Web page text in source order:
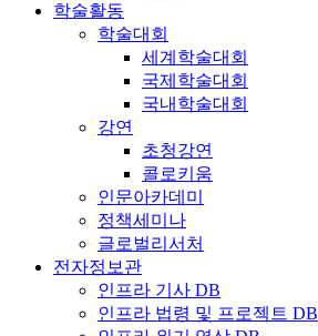
학술활동
학술대회
세계학술대회
국제학술대회
국내학술대회
강연
초청강연
콜로키움
인문아카데미
정책세미나
글로벌리서처
전자정보관
인프라 기사 DB
인프라 법령 및 프로젝트 DB